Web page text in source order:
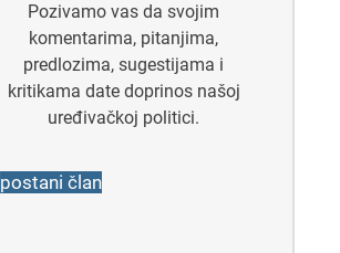
Pozivamo vas da svojim
komentarima, pitanjima,
predlozima, sugestijama i
kritikama date doprinos našoj
uređivačkoj politici.
postani član